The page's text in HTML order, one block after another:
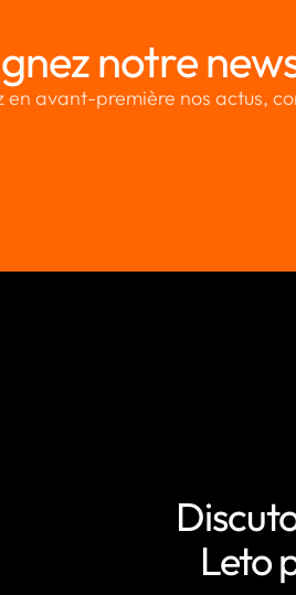
notre
en avant-première nos actus,
Leto